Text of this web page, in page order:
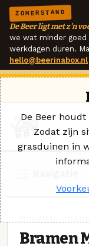
ZOMERSTAND
De Beer ligt met z'n
we wat minder goed
werkdagen duren.
hello@beerinabox.nl
Bramen
De Beer
Zodat zijn
grasduinen in